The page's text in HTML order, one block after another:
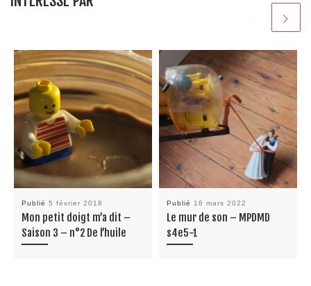
Publié 5 février 2018
Mon petit doigt m’a dit –
Saison 3 – n°2 De l’huile
Publié 16 mars 2022
Le mur de son – MPDMD
s4e5-1